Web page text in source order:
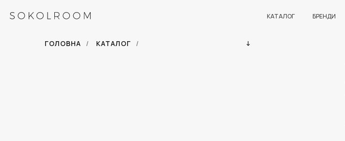
КАТАЛОГ БРЕНДИ
ГОЛОВНА / КАТАЛОГ /